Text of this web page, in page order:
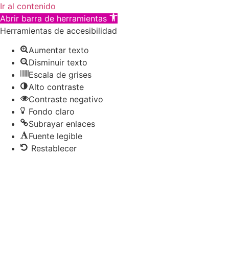
Ir al contenido
Abrir barra de herramientas
Herramientas de accesibilidad
Aumentar texto
Disminuir texto
Escala de grises
Alto contraste
Contraste negativo
Fondo claro
Subrayar enlaces
Fuente legible
Restablecer